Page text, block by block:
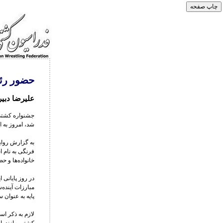
حضور
علیرضا
جشنواره
شد، امروز به
به گزارش
خانواده‌ها و
در روز
مبارزات
پایه به